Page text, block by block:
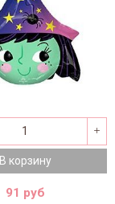
В корзину
91 руб